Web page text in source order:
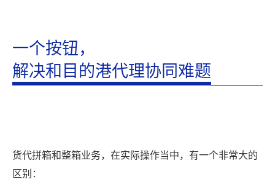
一个按钮，
解决和目的港代理协同难题
货代拼箱和整箱业务，在实际操作当中，有一个非常大的
区别：